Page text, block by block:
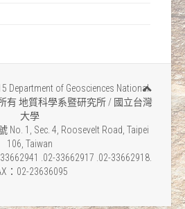
Department of Geosciences National
有 地質科學系暨研究所 / 國立台灣
大學
1, Sec. 4, Roosevelt Road, Taipei
106, Taiwan
.02-33662917 .02-33662918.
：02-23636095